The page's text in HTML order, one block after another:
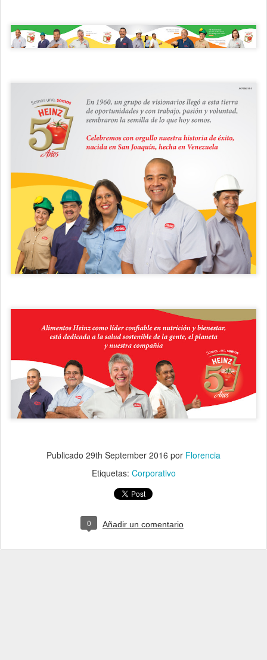
Publicado 29th September 2016 por Florencia
Etiquetas: Corporativo
0 Añadir un comentario